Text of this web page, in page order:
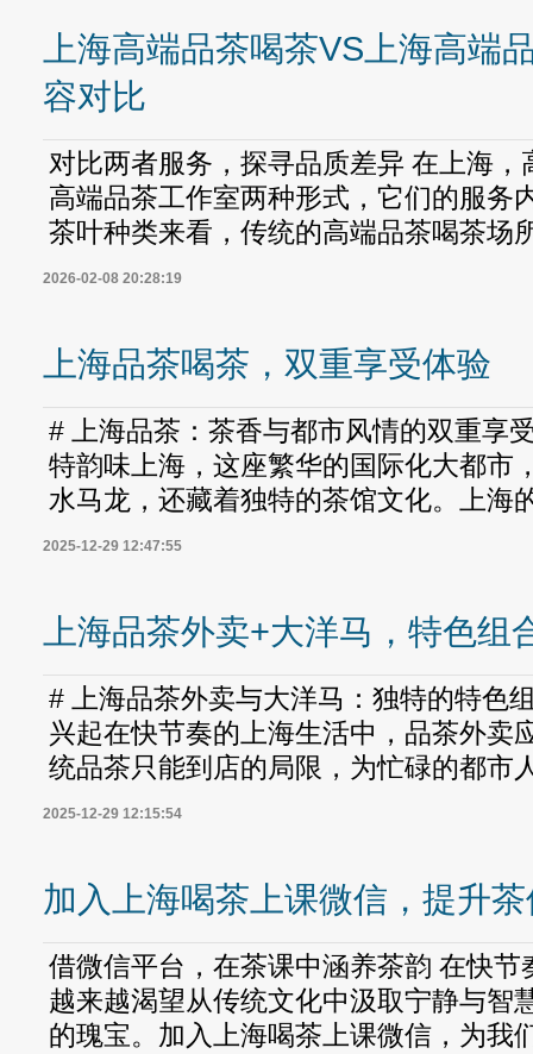
上海高端品茶喝茶VS上海高端
容对比
对比两者服务，探寻品质差异 在上海
高端品茶工作室两种形式，它们的服务
茶叶种类来看，传统的高端品茶喝茶场
2026-02-08 20:28:19
上海品茶喝茶，双重享受体验
# 上海品茶：茶香与都市风情的双重享
特韵味上海，这座繁华的国际化大都市
水马龙，还藏着独特的茶馆文化。上海
2025-12-29 12:47:55
上海品茶外卖+大洋马，特色组
# 上海品茶外卖与大洋马：独特的特色
兴起在快节奏的上海生活中，品茶外卖
统品茶只能到店的局限，为忙碌的都市
2025-12-29 12:15:54
加入上海喝茶上课微信，提升
借微信平台，在茶课中涵养茶韵 在快
越来越渴望从传统文化中汲取宁静与智
的瑰宝。加入上海喝茶上课微信，为我